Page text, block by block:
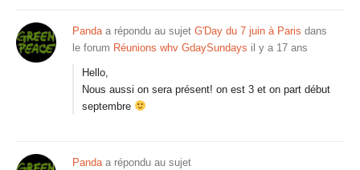
Pandaa répondu au sujet G'Day du 7 juin à Paris dans
le forum Réunions whv GdaySundays il y a 17 ans
Hello,
Nous aussi on sera présent! on est 3 et on part début
septembre
Pandaa répondu au sujet